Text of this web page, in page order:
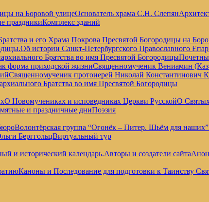
на Боровой улицеОснователь храма С.Н. Слепян
праздникиКомплекс зданий
и его Храма Покрова Пресвятой Богородицы на
Об истории Санкт-Петербургского Православного
Братства во имя Пресвятой Богородицы
форма приходской жизниСвященномученик Вениамин
Священномученик протоиерей Николай Константинович
Братства во имя Пресвятой Богородицы
О Новомучениках и исповедниках Церкви РусскойО
и праздничные дниПоэзия
Волонтёрская группа “Огонёк – Питер. Шьём для наших”
БерггольцВиртуальный тур
и исторический календарь.Авторы и создатели сайта
Каноны и Последование для подготовки к Таинству